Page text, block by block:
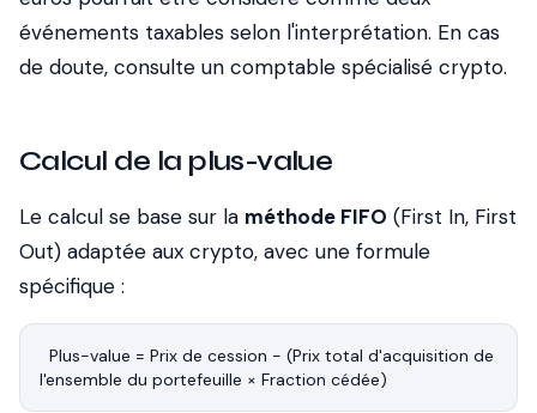
événements taxables selon l'interprétation. En cas
de doute, consulte un comptable spécialisé crypto.
Calcul de la plus-value
Le calcul se base sur la méthode FIFO (First In, First
Out) adaptée aux crypto, avec une formule
spécifique :
Plus-value = Prix de cession - (Prix total d'acquisition de